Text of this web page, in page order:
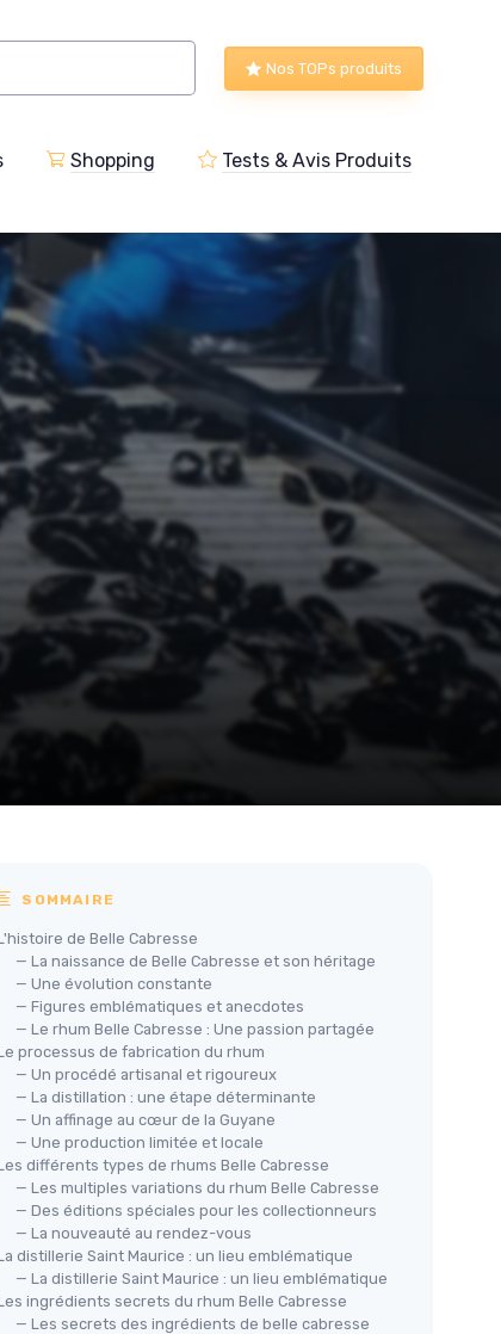
Nos TOPs produits
Shopping Tests & Avis Produits
SOMMAIRE
de Belle Cabresse
— La naissance de Belle Cabresse et son héritage
— Une évolution constante
— Figures emblématiques et anecdotes
— Le rhum Belle Cabresse : Une passion partagée
processus de fabrication du rhum
— Un procédé artisanal et rigoureux
— La distillation : une étape déterminante
— Un affinage au cœur de la Guyane
— Une production limitée et locale
différents types de rhums Belle Cabresse
— Les multiples variations du rhum Belle Cabresse
— Des éditions spéciales pour les collectionneurs
— La nouveauté au rendez-vous
distillerie Saint Maurice : un lieu emblématique
— La distillerie Saint Maurice : un lieu emblématique
ingrédients secrets du rhum Belle Cabresse
— Les secrets des ingrédients de belle cabresse